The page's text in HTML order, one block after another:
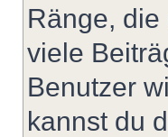
Ränge,
viele
Benutzer
kannst du